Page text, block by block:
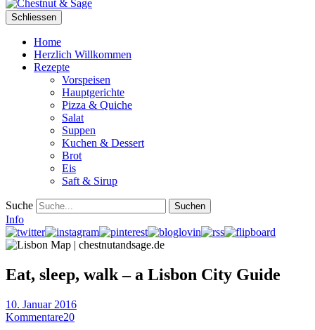
Schliessen
Home
Herzlich Willkommen
Rezepte
Vorspeisen
Hauptgerichte
Pizza & Quiche
Salat
Suppen
Kuchen & Dessert
Brot
Eis
Saft & Sirup
Suche
Info
Eat, sleep, walk – a Lisbon City Guide
10. Januar 2016
Kommentare20